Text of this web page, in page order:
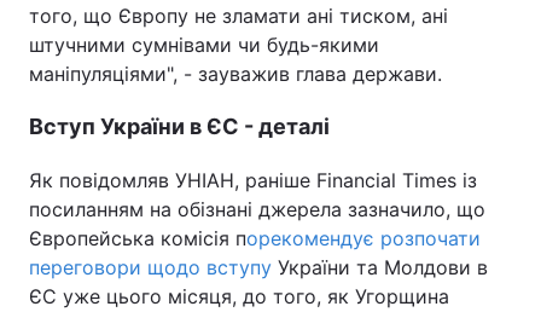
того, що Європу не зламати ані тиском, ані
штучними сумнівами чи будь-якими
маніпуляціями", - зауважив глава держави.
Вступ України в ЄС - деталі
Як повідомляв УНІАН, раніше Financial Times із
посиланням на обізнані джерела зазначило, що
Європейська комісія порекомендує розпочати
переговори щодо вступу України та Молдови в
ЄС уже цього місяця, до того, як Угорщина